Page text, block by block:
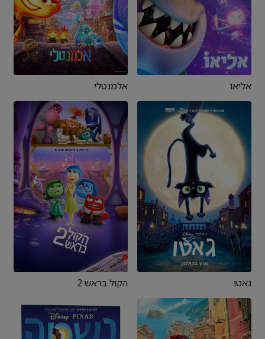
אליאו אלמנטלי
גאטו הקול בראש 2